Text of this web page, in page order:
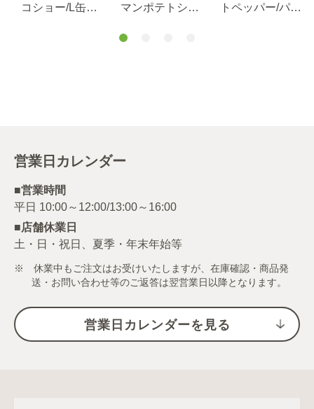
コショー/L缶
マンポテトシー
ｇ
トペッパー/パウ
営業日カレンダー
■営業時間
■店舗休業日
土・日・祝日、夏季・年末年始等
※ 休業中もご注文はお受けいたしますが、在庫確認・商品発
送・お問い合わせ等のご返答は翌営業日以降となります。
営業日カレンダーを見る